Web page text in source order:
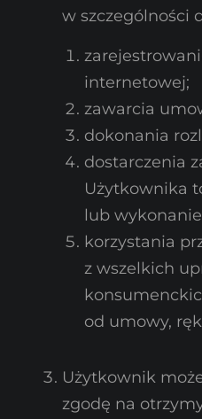
w szczególności
internetowej;
zawarcia
dokonania
dostarczenia
Użytkownika
lub wykonanie
korzystania
z wszelkich
od umowy,
Użytkownik
zgodę na